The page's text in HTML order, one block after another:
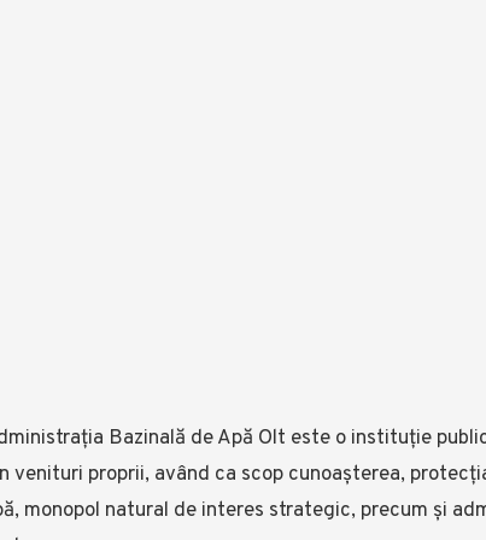
Bazinală de Apă Olt este o instituție
venituri proprii, având ca scop cunoașterea,
monopol natural de interes strategic, precum și